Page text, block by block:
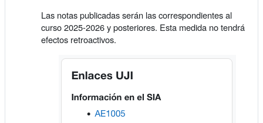
Las notas publicadas serán las correspondientes al
curso 2025-2026 y posteriores. Esta medida no tendrá
efectos retroactivos.